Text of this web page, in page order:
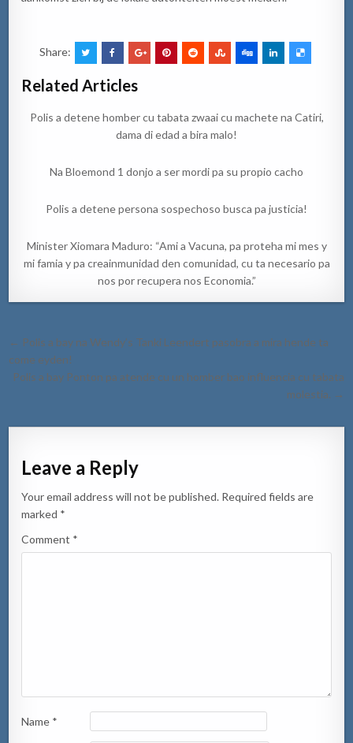
Share:
Related Articles
Polis a detene homber cu tabata zwaai cu machete na Catiri,
dama di edad a bira malo!
Na Bloemond 1 donjo a ser mordi pa su propio cacho
Polis a detene persona sospechoso busca pa justicia!
Minister Xiomara Maduro: “Ami a Vacuna, pa proteha mi mes y
mi famia y pa creainmunidad den comunidad, cu ta necesario pa
nos por recupera nos Economia.”
Post
navigation
← Polis a bay na Wendy’s Tanki Leendert pasobra a mira hende ta
come eyden!
Polis a bay Ponton pa atende cu un homber bao influencia cu tabata
molestia. →
Leave a Reply
Your email address will not be published. Required fields are
marked *
Comment *
Name *